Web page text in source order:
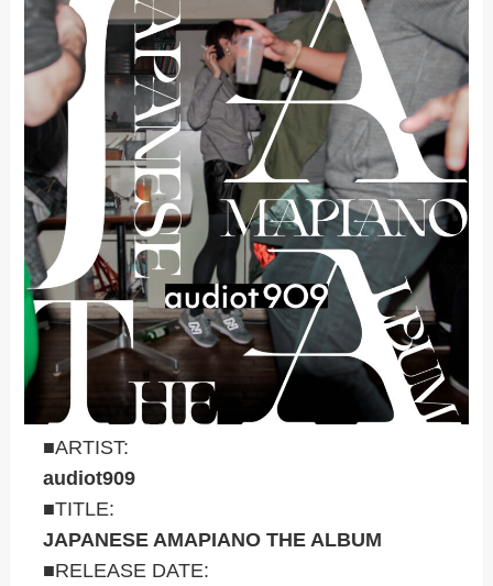
■ARTIST:
audiot909
■TITLE:
JAPANESE AMAPIANO THE ALBUM
■RELEASE DATE: